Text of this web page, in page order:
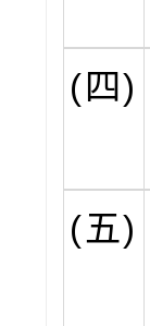
(四)
(五)